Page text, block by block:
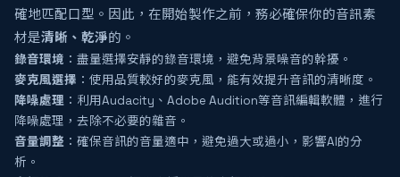
確地匹配口型。因此，在開始製作之前，務必確保你的音訊素
材是清晰、乾淨的。
錄音環境 ：盡量選擇安靜的錄音環境，避免背景噪音的幹擾。
麥克風選擇 ：使用品質較好的麥克風，能有效提升音訊的清晰度。
降噪處理 ：利用Audacity、Adobe Audition等音訊編輯軟體，進行
降噪處理，去除不必要的雜音。
音量調整 ：確保音訊的音量適中，避免過大或過小，影響AI的分
析。